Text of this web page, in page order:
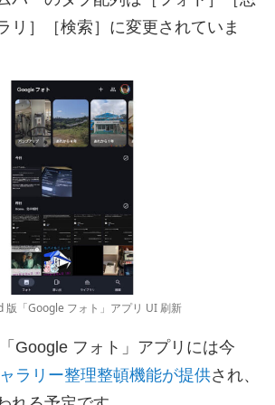
リ］［検索］に変更されていま
版「Google フォト」アプリ UI 刷新
Google フォト」アプリには今
ラリー整理整頓機能が提供され、